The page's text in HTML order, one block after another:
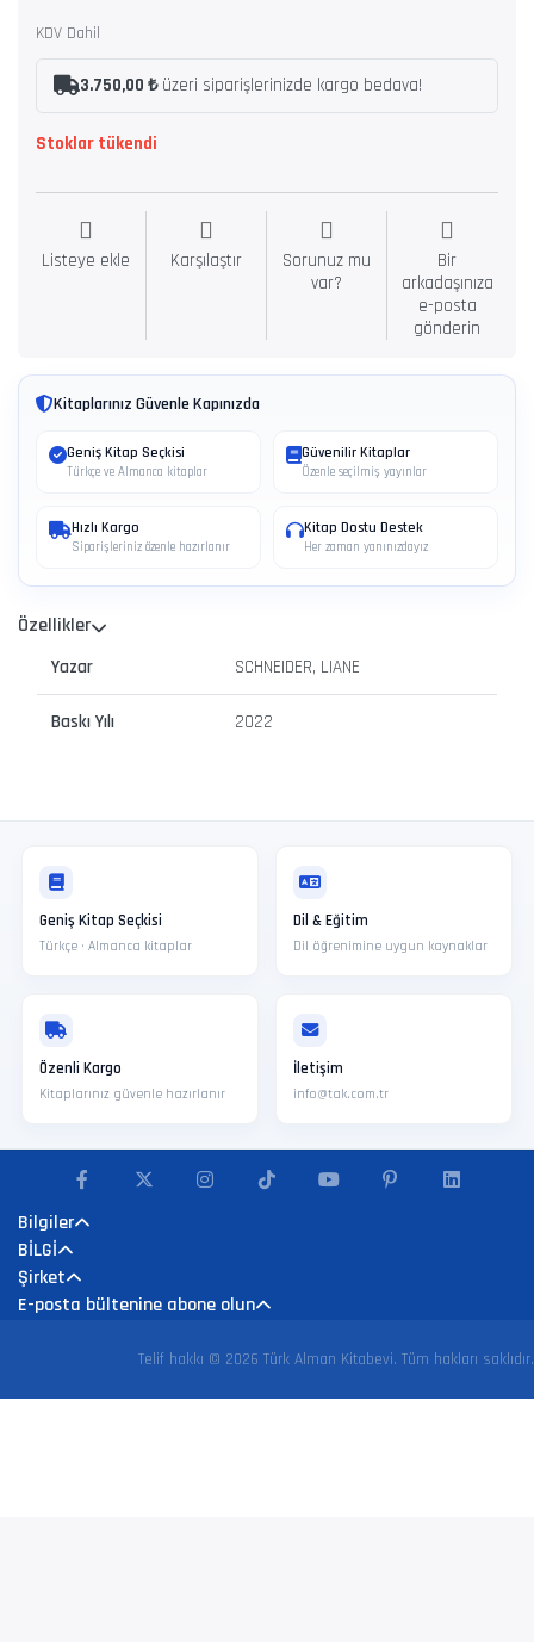
KDV Dahil
3.750,00 ₺üzeri siparişlerinizde kargo bedava!
Stoklar tükendi
Listeye ekle Karşılaştır
Sorunuz mu
var?
Bir
arkadaşınıza
e-posta
gönderin
Kitaplarınız Güvenle Kapınızda
Geniş Kitap Seçkisi
Türkçe ve Almanca kitaplar
Güvenilir Kitaplar
Özenle seçilmiş yayınlar
Hızlı Kargo
Siparişleriniz özenle hazırlanır
Kitap Dostu Destek
Her zaman yanınızdayız
Özellikler
Yazar SCHNEIDER, LIANE
Baskı Yılı 2022
Geniş Kitap Seçkisi
Türkçe · Almanca kitaplar
Dil & Eğitim
Dil öğrenimine uygun kaynaklar
Özenli Kargo
Kitaplarınız güvenle hazırlanır
İletişim
info@tak.com.tr
Bilgiler
BİLGİ
Şirket
E-posta bültenine abone olun
Telif hakkı © 2026 Türk Alman Kitabevi. Tüm hakları saklıdır.